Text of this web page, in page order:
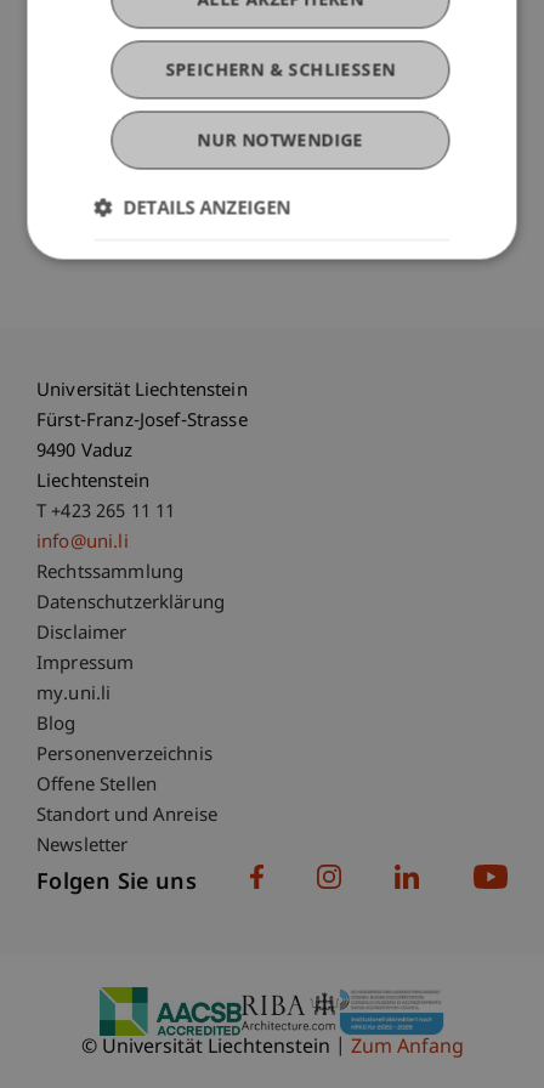
zur Teilnehmerin an der Demokratie werden. Sein
Buch schafft Übersicht – und Zuversicht.
Roger de Weck, geboren 1953, ist ein Schweizer
Publizist und Ökonom. Von 1997 bis 2001 war er
Chefredakteur der Wochenzeitung Die Zeit, von
2011 bis 2017 Generaldirektor der
Universität Liechtenstein
Fürst-Franz-Josef-Strasse
9490 Vaduz
Liechtenstein
T +423 265 11 11
info@uni.li
Fußzeile Rechtliche Hinweise
Rechtssammlung
Datenschutzerklärung
Disclaimer
Impressum
Fußzeile Subdomain-Verzeichnis
my.uni.li
Blog
Personenverzeichnis
Offene Stellen
Standort und Anreise
Newsletter
Folgen Sie uns
© Universität Liechtenstein Zum Anfang
SPEICHERN & SCHLIESSEN
NUR NOTWENDIGE
DETAILS ANZEIGEN